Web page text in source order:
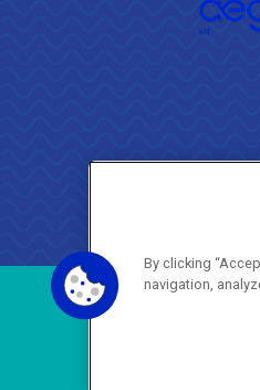
By clicking
navigation,